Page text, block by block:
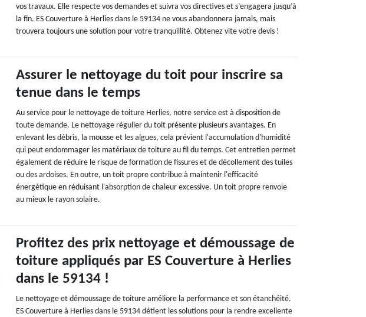
vos travaux. Elle respecte vos demandes et suivra vos directives et s’engagera jusqu’à
la fin. ES Couverture à Herlies dans le 59134 ne vous abandonnera jamais, mais
trouvera toujours une solution pour votre tranquillité. Obtenez vite votre devis !
Assurer le nettoyage du toit pour inscrire sa
tenue dans le temps
Au service pour le nettoyage de toiture Herlies, notre service est à disposition de
toute demande. Le nettoyage régulier du toit présente plusieurs avantages. En
enlevant les débris, la mousse et les algues, cela prévient l'accumulation d'humidité
qui peut endommager les matériaux de toiture au fil du temps. Cet entretien permet
également de réduire le risque de formation de fissures et de décollement des tuiles
ou des ardoises. En outre, un toit propre contribue à maintenir l'efficacité
énergétique en réduisant l'absorption de chaleur excessive. Un toit propre renvoie
au mieux le rayon solaire.
Profitez des prix nettoyage et démoussage de
toiture appliqués par ES Couverture à Herlies
dans le 59134 !
Le nettoyage et démoussage de toiture améliore la performance et son étanchéité.
ES Couverture à Herlies dans le 59134 détient les solutions pour la rendre excellente